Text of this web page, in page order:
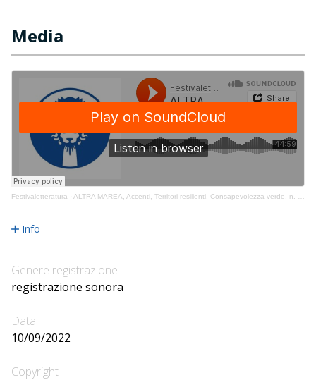
Media
Festivaletteratura · ALTRA MAREA, Accenti, Territori resilienti, Consapevolezza verde, n. 2022_09_10_ACC1900
Info
Genere registrazione
registrazione sonora
Data
10/09/2022
Copyright